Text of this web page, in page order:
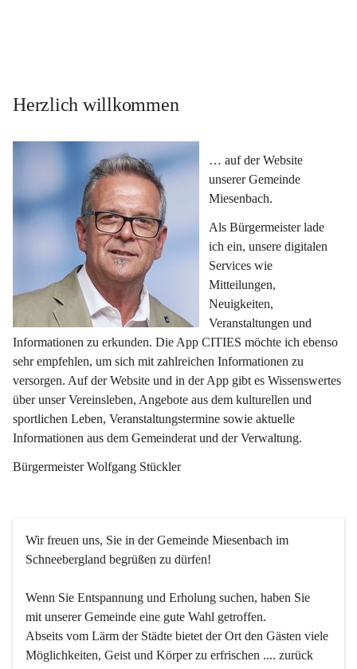
Herzlich willkommen
… auf der Website
unserer Gemeinde
Miesenbach.
Als Bürgermeister lade
ich ein, unsere digitalen
Services wie
Mitteilungen,
Neuigkeiten,
Veranstaltungen und
Informationen zu erkunden. Die App CITIES möchte ich ebenso
sehr empfehlen, um sich mit zahlreichen Informationen zu
versorgen. Auf der Website und in der App gibt es Wissenswertes
über unser Vereinsleben, Angebote aus dem kulturellen und
sportlichen Leben, Veranstaltungstermine sowie aktuelle
Informationen aus dem Gemeinderat und der Verwaltung.
Bürgermeister Wolfgang Stückler
Wir freuen uns, Sie in der Gemeinde Miesenbach im
Schneebergland begrüßen zu dürfen!
Wenn Sie Entspannung und Erholung suchen, haben Sie
mit unserer Gemeinde eine gute Wahl getroffen.
Abseits vom Lärm der Städte bietet der Ort den Gästen viele
Möglichkeiten, Geist und Körper zu erfrischen .... zurück